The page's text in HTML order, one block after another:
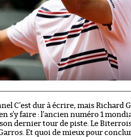
C’est dur à écrire, mais Richard
s’y faire : l’ancien numéro 1
dernier tour de piste. Le
Et quoi de mieux pour